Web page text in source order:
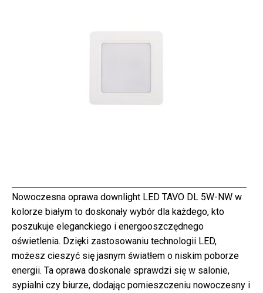
Nowoczesna oprawa downlight LED TAVO DL 5W-NW w
kolorze białym to doskonały wybór dla każdego, kto
poszukuje eleganckiego i energooszczędnego
oświetlenia. Dzięki zastosowaniu technologii LED,
możesz cieszyć się jasnym światłem o niskim poborze
energii. Ta oprawa doskonale sprawdzi się w salonie,
sypialni czy biurze, dodając pomieszczeniu nowoczesny i